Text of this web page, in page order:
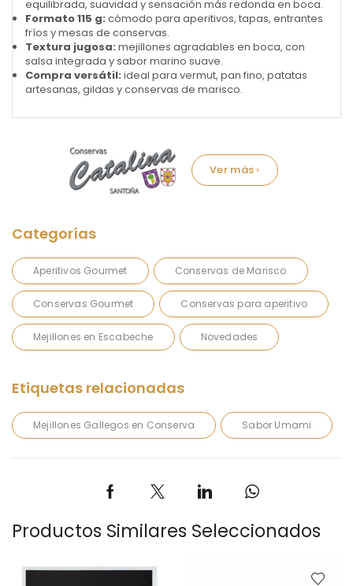
equilibrada, suavidad y sensación más redonda en boca.
Formato 115 g: cómodo para aperitivos, tapas, entrantes
fríos y mesas de conservas.
Textura jugosa: mejillones agradables en boca, con
salsa integrada y sabor marino suave.
Compra versátil: ideal para vermut, pan fino, patatas
artesanas, gildas y conservas de marisco.
Aperitivos Gourmet Conservas de Marisco
Conservas Gourmet Conservas para aperitivo
Mejillones en Escabeche Novedades
Mejillones Gallegos en Conserva Sabor Umami
Productos Similares Seleccionados